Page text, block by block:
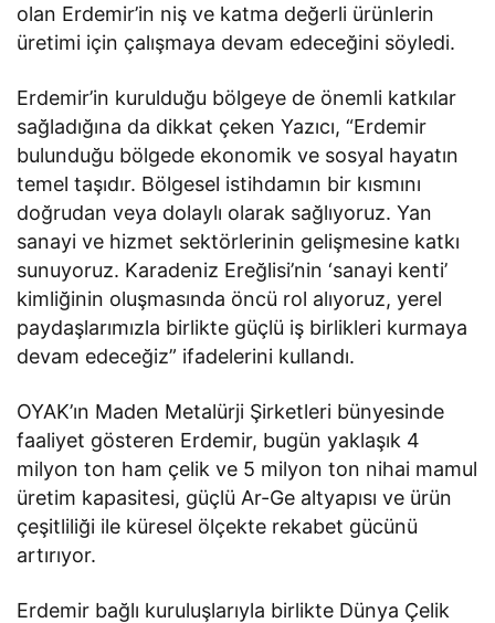
olan Erdemir’in niş ve katma değerli ürünlerin
üretimi için çalışmaya devam edeceğini söyledi.
Erdemir’in kurulduğu bölgeye de önemli katkılar
sağladığına da dikkat çeken Yazıcı, “Erdemir
bulunduğu bölgede ekonomik ve sosyal hayatın
temel taşıdır. Bölgesel istihdamın bir kısmını
doğrudan veya dolaylı olarak sağlıyoruz. Yan
sanayi ve hizmet sektörlerinin gelişmesine katkı
sunuyoruz. Karadeniz Ereğlisi’nin ‘sanayi kenti’
kimliğinin oluşmasında öncü rol alıyoruz, yerel
paydaşlarımızla birlikte güçlü iş birlikleri kurmaya
devam edeceğiz” ifadelerini kullandı.
OYAK’ın Maden Metalürji Şirketleri bünyesinde
faaliyet gösteren Erdemir, bugün yaklaşık 4
milyon ton ham çelik ve 5 milyon ton nihai mamul
üretim kapasitesi, güçlü Ar-Ge altyapısı ve ürün
çeşitliliği ile küresel ölçekte rekabet gücünü
artırıyor.
Erdemir bağlı kuruluşlarıyla birlikte Dünya Çelik